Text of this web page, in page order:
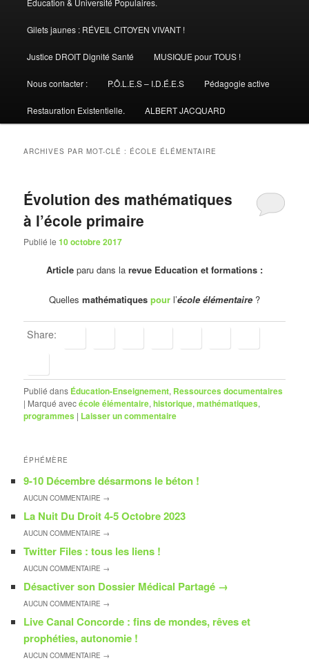
Gilets jaunes : RÉVEIL CITOYEN VIVANT !
Justice DROIT Dignité Santé MUSIQUE pour TOUS !
Nous contacter : P.Ô.L.E.S – I.D.É.E.S Pédagogie active
Restauration Existentielle. ALBERT JACQUARD
ARCHIVES PAR MOT-CLÉ : ÉCOLE ÉLÉMENTAIRE
Évolution des mathématiques
à l’école primaire
Publié le10 octobre 2017
Article paru dans la revue Education et formations :
Quelles mathématiques pour l’école élémentaire ?
Share:
Publié dans Éducation-Enseignement, Ressources documentaires
| Marqué avecécole élémentaire,historique,mathématiques,
programmes | Laisser un commentaire
ÉPHÉMÈRE
9-10 Décembre désarmons le béton !
AUCUNCOMMENTAIRE →
La Nuit Du Droit 4-5 Octobre 2023
AUCUNCOMMENTAIRE →
Twitter Files : tous les liens !
AUCUNCOMMENTAIRE →
Désactiver son Dossier Médical Partagé →
AUCUNCOMMENTAIRE →
Live Canal Concorde : fins de mondes, rêves et
prophéties, autonomie !
AUCUNCOMMENTAIRE →